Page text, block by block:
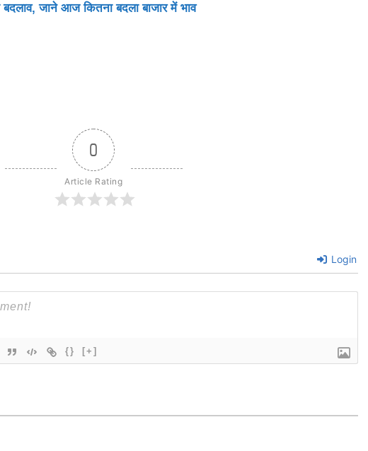
बदलाव, जाने आज कितना बदला बाजार में भाव
0
Article Rating
Login
{} [+]